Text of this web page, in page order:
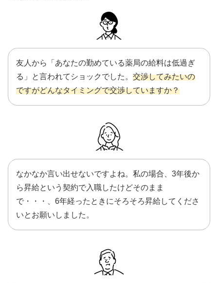
友人から「あなたの勤めている薬局の給料は低過ぎ
る」と言われてショックでした。 交渉してみたいの
ですがどんなタイミングで交渉していますか？
なかなか言い出せないですよね。私の場合、3年後か
ら昇給という契約で入職したけどそのまま
で・・・、6年経ったときにそろそろ昇給してくださ
いとお願いしました。